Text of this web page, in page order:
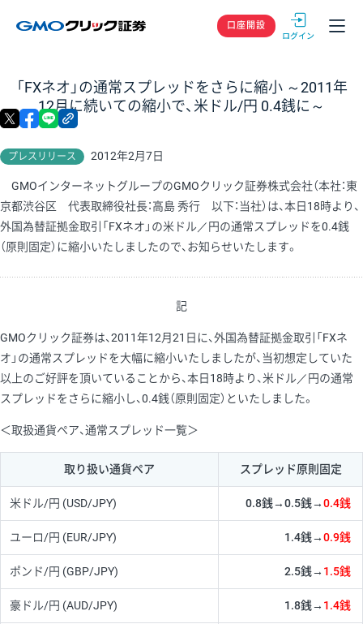
GMOクリック
口座開設
「FXネオ」の通常スプレッドをさらに縮小 ～2011年
12月に続いての縮小で、米ドル/円 0.4銭に～
プレスリリース 2012年2月7日
X facebook
GMOインターネットグループのGMOクリック証券株式会社（本社：東
京都渋谷区 代表取締役社長：高島 秀行 以下：当社）は、本日18時より、
外国為替証拠金取引「FXネオ」の米ドル／円の通常スプレッドを0.4銭
（原則固定）に縮小いたしましたので、お知らせいたします。
記
GMOクリック証券は、2011年12月21日に、外国為替証拠金取引「FXネ
オ」の通常スプレッドを大幅に縮小いたしましたが、当初想定していた
以上のご好評を頂いていることから、本日18時より、米ドル／円の通常
スプレッドをさらに縮小し、0.4銭（原則固定）といたしました。
＜取扱通貨ペア、通常スプレッド一覧＞
取り扱い通貨ペア スプレッド原則固定
米ドル/円 (USD/JPY) 0.8銭→0.5銭→0.4銭
ユーロ/円 (EUR/JPY) 1.4銭→0.9銭
ポンド/円 (GBP/JPY) 2.5銭→ 1.5銭
豪ドル/円 (AUD/JPY) 1.8銭→ 1.4銭